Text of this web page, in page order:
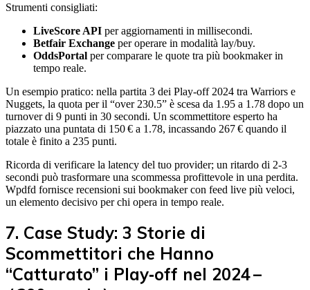
Strumenti consigliati:
LiveScore API per aggiornamenti in millisecondi.
Betfair Exchange per operare in modalità lay/buy.
OddsPortal per comparare le quote tra più bookmaker in
tempo reale.
Un esempio pratico: nella partita 3 dei Play‑off 2024 tra Warriors e
Nuggets, la quota per il “over 230.5” è scesa da 1.95 a 1.78 dopo un
turnover di 9 punti in 30 secondi. Un scommettitore esperto ha
piazzato una puntata di 150 € a 1.78, incassando 267 € quando il
totale è finito a 235 punti.
Ricorda di verificare la latency del tuo provider; un ritardo di 2‑3
secondi può trasformare una scommessa profittevole in una perdita.
Wpdfd fornisce recensioni sui bookmaker con feed live più veloci,
un elemento decisivo per chi opera in tempo reale.
7. Case Study: 3 Storie di
Scommettitori che Hanno
“Catturato” i Play‑off nel 2024 –